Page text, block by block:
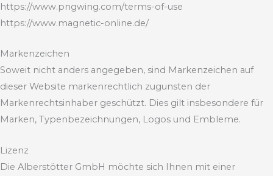
https://www.pngwing.com/terms-of-use
https://www.magnetic-online.de/
Markenzeichen
Soweit nicht anders angegeben, sind Markenzeichen auf
dieser Website markenrechtlich zugunsten der
Markenrechtsinhaber geschützt. Dies gilt insbesondere für
Marken, Typenbezeichnungen, Logos und Embleme.
Lizenz
Die Alberstötter GmbH möchte sich Ihnen mit einer